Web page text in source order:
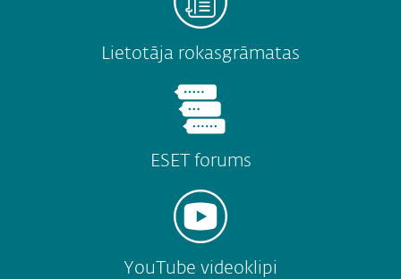
Lietotāja rokasgrāmatas
ESET forums
YouTube videoklipi